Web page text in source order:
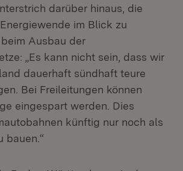
darüber hinaus, die
im Blick zu
Ausbau der
„Es kann nicht sein, dass wir
dauerhaft sündhaft teure
Bei Freileitungen können
eingespart werden. Dies
künftig nur noch als
bauen.“